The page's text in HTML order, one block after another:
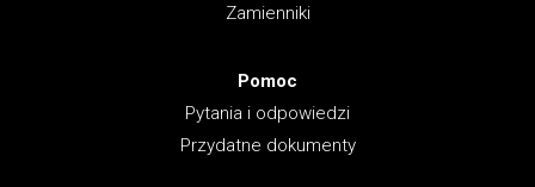
Zamienniki
Pomoc
Pytania i odpowiedzi
Przydatne dokumenty